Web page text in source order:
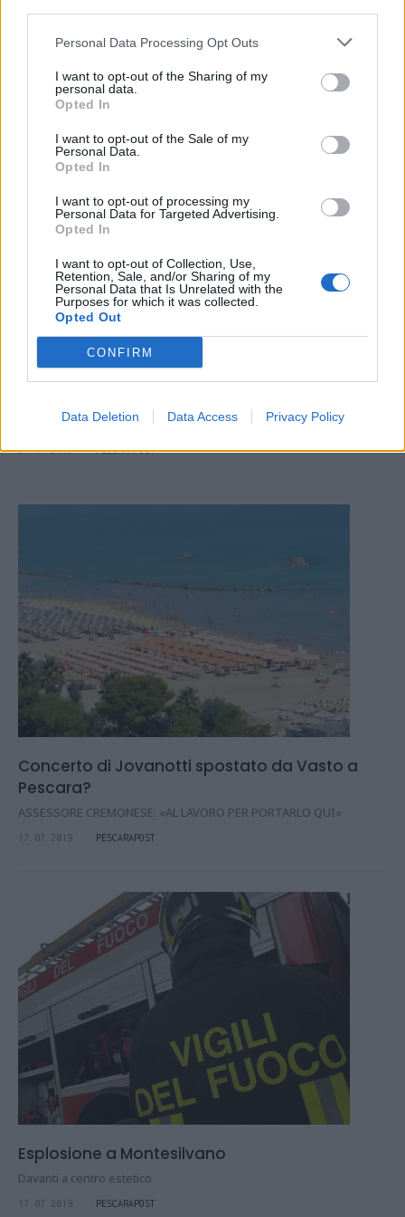
Personal Data Processing Opt Outs
I want to opt-out of the Sharing of my
personal data.
Opted In
I want to opt-out of the Sale of my
Personal Data.
Opted In
I want to opt-out of processing my
Personal Data for Targeted Advertising.
Opted In
I want to opt-out of Collection, Use,
Retention, Sale, and/or Sharing of my
Personal Data that Is Unrelated with the
Purposes for which it was collected.
Opted Out
CONFIRM
Data Deletion Data Access Privacy Policy
Colli Senza Frontiere: l'epilogo
05.08.2019 PESCARAPOST
Post dopo il concerto di Pescara con Biagio Antonacci
24.07.2019 PESCARAPOST
Concerto di Jovanotti spostato da Vasto a
Pescara?
ASSESSORE CREMONESE: «AL LAVORO PER PORTARLO QUI»
17.07.2019 PESCARAPOST
Esplosione a Montesilvano
Davanti a centro estetico
17.07.2019 PESCARAPOST